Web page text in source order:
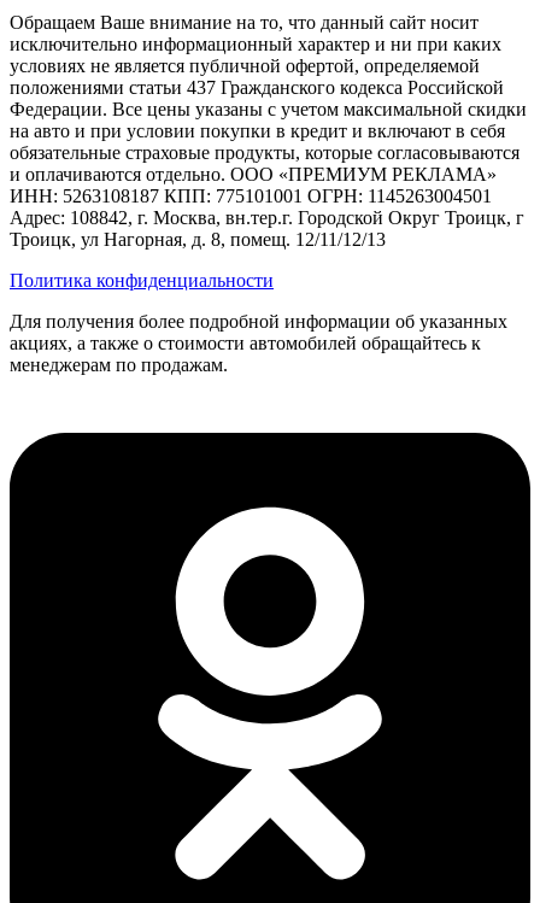
Обращаем Ваше внимание на то, что данный сайт носит
исключительно информационный характер и ни при каких
условиях не является публичной офертой, определяемой
положениями статьи 437 Гражданского кодекса Российской
Федерации. Все цены указаны с учетом максимальной скидки
на авто и при условии покупки в кредит и включают в себя
обязательные страховые продукты, которые согласовываются
и оплачиваются отдельно. ООО «ПРЕМИУМ РЕКЛАМА»
ИНН: 5263108187 КПП: 775101001 ОГРН: 1145263004501
Адрес: 108842, г. Москва, вн.тер.г. Городской Округ Троицк, г
Троицк, ул Нагорная, д. 8, помещ. 12/11/12/13
Политика конфиденциальности
Для получения более подробной информации об указанных
акциях, а также о стоимости автомобилей обращайтесь к
менеджерам по продажам.